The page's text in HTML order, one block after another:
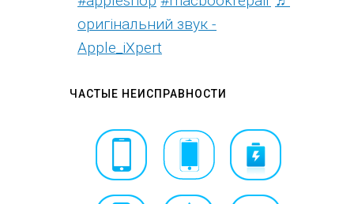
оригінальний звук -
Apple_iXpert
ЧАСТЫЕ НЕИСПРАВНОСТИ